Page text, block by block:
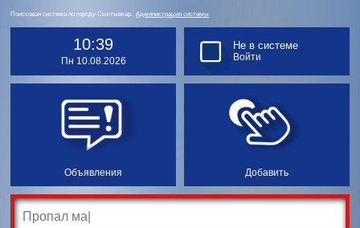
Поисковая система по городу Сыктывкар. Администрация системы
10:39
Пн 10.08.2026
Объявления Добавить
Не в системе
Войти